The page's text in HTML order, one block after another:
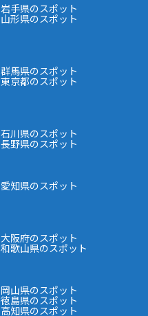
岩手県のスポット
山形県のスポット
群馬県のスポット
東京都のスポット
石川県のスポット
長野県のスポット
愛知県のスポット
大阪府のスポット
和歌山県のスポット
岡山県のスポット
徳島県のスポット
高知県のスポット